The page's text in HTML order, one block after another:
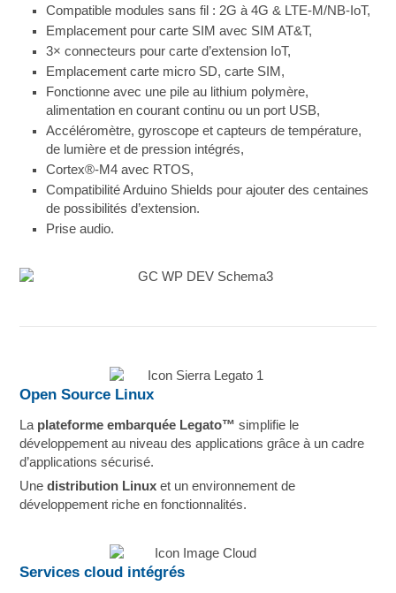
Compatible modules sans fil : 2G à 4G & LTE-M/NB-IoT,
Emplacement pour carte SIM avec SIM AT&T,
3× connecteurs pour carte d’extension IoT,
Emplacement carte micro SD, carte SIM,
Fonctionne avec une pile au lithium polymère,
alimentation en courant continu ou un port USB,
Accéléromètre, gyroscope et capteurs de température,
de lumière et de pression intégrés,
Cortex®-M4 avec RTOS,
Compatibilité Arduino Shields pour ajouter des centaines
de possibilités d’extension.
Prise audio.
Open Source Linux
La plateforme embarquée Legato™ simplifie le
développement au niveau des applications grâce à un cadre
d’applications sécurisé.
Unedistribution Linux et un environnement de
développement riche en fonctionnalités.
Services cloud intégrés